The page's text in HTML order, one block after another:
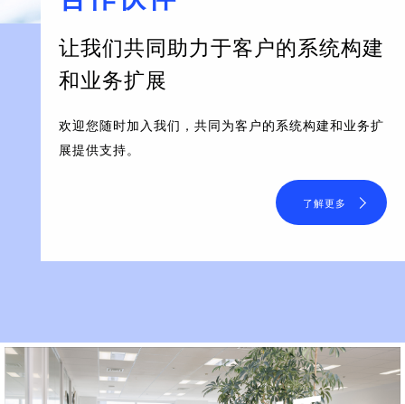
让我们共同助力于客户的系统构建
和业务扩展
欢迎您随时加入我们，共同为客户的系统构建和业务扩
展提供支持。
了解更多